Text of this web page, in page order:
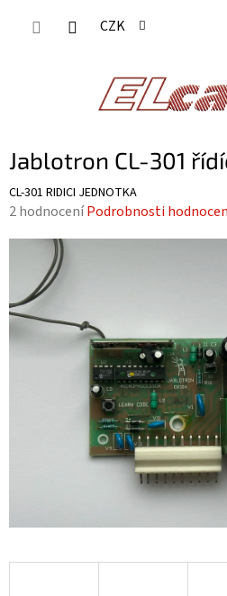
CZK
Jablotron CL-301
CL-301 RIDICI JEDNOTKA
Průměrné
produktu
z
2 hodnoceníPodrobnosti